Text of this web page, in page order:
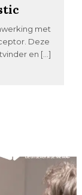
met
Deze
en […]